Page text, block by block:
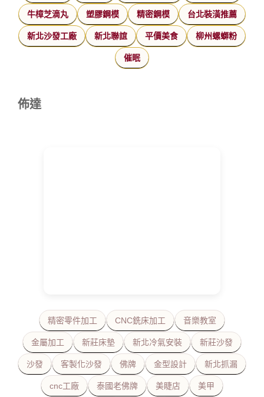
牛樟芝滴丸 塑膠鋼模 精密鋼模 台北裝潢推薦
新北沙發工廠 新北聯誼 平價美食 柳州螺螄粉
催眠
佈達
精密零件加工 CNC銑床加工 音樂教室
金屬加工 新莊床墊 新北冷氣安裝 新莊沙發
沙發 客製化沙發 佛牌 金型設計 新北抓漏
cnc工廠 泰國老佛牌 美睫店 美甲